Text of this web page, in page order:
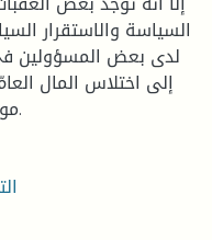
السياسة والاستقرار
لدى بعض المسؤولين
إلى اختلاس المال
مورد واحد والمتمثل في البترول والغاز.